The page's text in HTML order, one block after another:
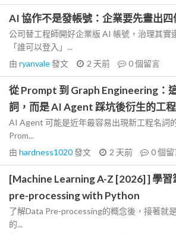
AI 協作不是發帳號：企業要先畫出
公司替工程師開好企業版 AI 帳號，治理其實
「誰可以登入」...
由 ryanvale發文 2 天前 0個留言
從 Prompt 到 Graph Engineering：
詞，而是 AI Agent 踩坑後衍生的工程
AI Agent 可能是近年最容易出現新工程名詞
Prom...
由 hardness1020發文 2 天前 0個留
[Machine Learning A-Z [2026] ] 學
pre-processing with Python
了解Data Pre-processing的概念後，接著就
的...